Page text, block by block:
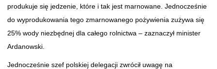
produkuje się jedzenie, które i tak jest marnowane. Jednocześnie
do wyprodukowania tego zmarnowanego pożywienia zużywa się
25% wody niezbędnej dla całego rolnictwa – zaznaczył minister
Ardanowski.
Jednocześnie szef polskiej delegacji zwrócił uwagę na